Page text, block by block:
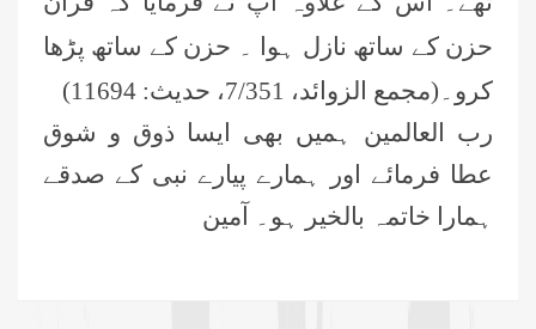
حزن کے ساتھ نازل ہوا ۔ حزن کے ساتھ پڑھا
کرو۔(مجمع الزوائد، 7/351، حدیث: 11694)
رب العالمین ہمیں بھی ایسا ذوق و شوق
عطا فرمائے اور ہمارے پیارے نبی کے صدقے
ہمارا خاتمہ بالخیر ہو۔ آمین
محمد سعد عمران (درجہ عالیہ مرکزی
جامعۃ المدینہ فیضانِ مدینہ ،کراچی
،پاکستان)
احمد رضا ہاشمی (درجہ خامسہ مرکزی
جامعۃ المدينہ فيضان عثمان غنى،
کراچی،پاکستان)
ارشد علی عطاری (درجہ خامسہ
مرکزی جامعۃ المدینہ فیضانِ مدینہ،